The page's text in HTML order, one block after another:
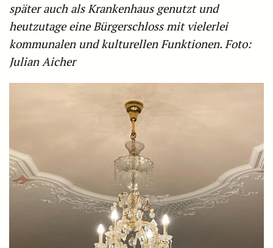
später auch als Krankenhaus genutzt und
heutzutage eine Bürgerschloss mit vielerlei
kommunalen und kulturellen Funktionen. Foto:
Julian Aicher